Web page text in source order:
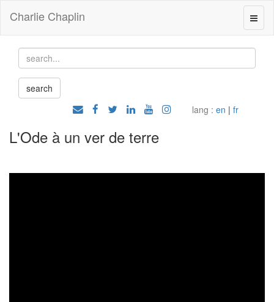
Charlie Chaplin
lang : en | fr
L'Ode à un ver de terre